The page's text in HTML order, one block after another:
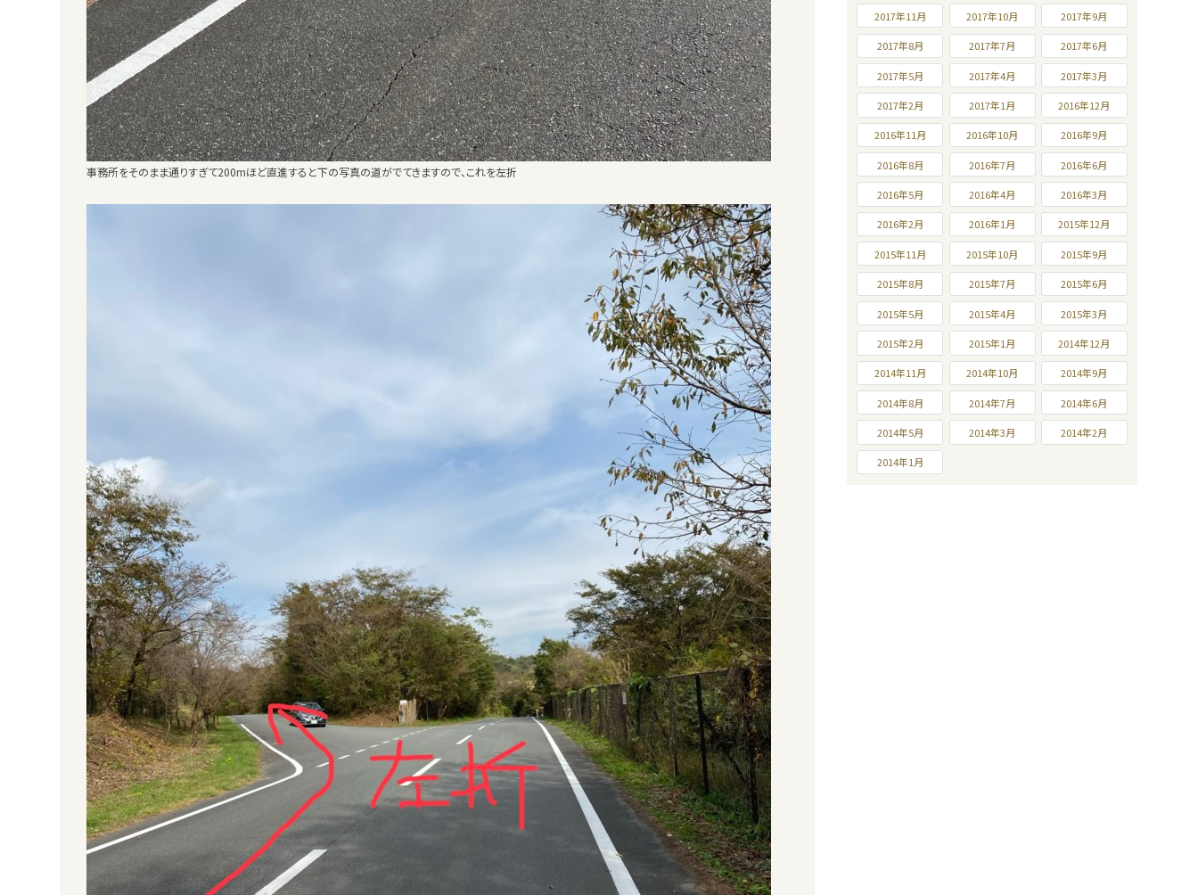
事務所をそのまま通りすぎて200mほど直進すると下の写真の道がでてきますので、これを左折
2017年11月 2017年10月 2017年9月
2017年8月 2017年7月 2017年6月
2017年5月 2017年4月 2017年3月
2017年2月 2017年1月 2016年12月
2016年11月 2016年10月 2016年9月
2016年8月 2016年7月 2016年6月
2016年5月 2016年4月 2016年3月
2016年2月 2016年1月 2015年12月
2015年11月 2015年10月 2015年9月
2015年8月 2015年7月 2015年6月
2015年5月 2015年4月 2015年3月
2015年2月 2015年1月 2014年12月
2014年11月 2014年10月 2014年9月
2014年8月 2014年7月 2014年6月
2014年5月 2014年3月 2014年2月
2014年1月